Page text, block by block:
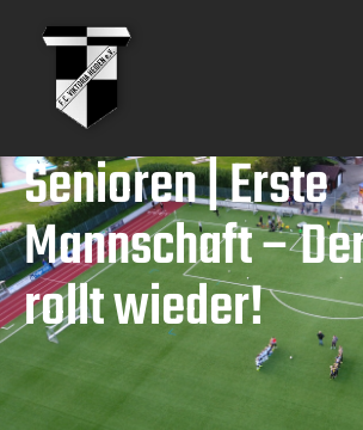
Senioren | Erste
Mannschaft –
rollt wieder!